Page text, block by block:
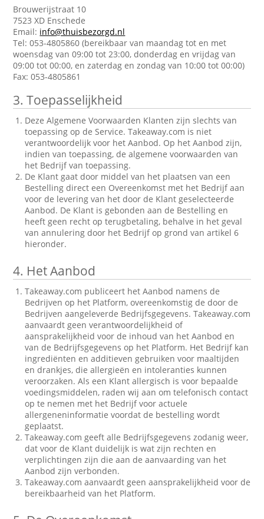
Brouwerijstraat 10
7523 XD Enschede
Email: info@thuisbezorgd.nl
Tel: 053-4805860 (bereikbaar van maandag tot en met
woensdag van 09:00 tot 23:00, donderdag en vrijdag van
09:00 tot 00:00, en zaterdag en zondag van 10:00 tot 00:00)
Fax: 053-4805861
3. Toepasselijkheid
Deze Algemene Voorwaarden Klanten zijn slechts van
toepassing op de Service. Takeaway.com is niet
verantwoordelijk voor het Aanbod. Op het Aanbod zijn,
indien van toepassing, de algemene voorwaarden van
het Bedrijf van toepassing.
De Klant gaat door middel van het plaatsen van een
Bestelling direct een Overeenkomst met het Bedrijf aan
voor de levering van het door de Klant geselecteerde
Aanbod. De Klant is gebonden aan de Bestelling en
heeft geen recht op terugbetaling, behalve in het geval
van annulering door het Bedrijf op grond van artikel 6
hieronder.
4. Het Aanbod
Takeaway.com publiceert het Aanbod namens de
Bedrijven op het Platform, overeenkomstig de door de
Bedrijven aangeleverde Bedrijfsgegevens. Takeaway.com
aanvaardt geen verantwoordelijkheid of
aansprakelijkheid voor de inhoud van het Aanbod en
van de Bedrijfsgegevens op het Platform. Het Bedrijf kan
ingrediënten en additieven gebruiken voor maaltijden
en drankjes, die allergieën en intoleranties kunnen
veroorzaken. Als een Klant allergisch is voor bepaalde
voedingsmiddelen, raden wij aan om telefonisch contact
op te nemen met het Bedrijf voor actuele
allergeneninformatie voordat de bestelling wordt
geplaatst.
Takeaway.com geeft alle Bedrijfsgegevens zodanig weer,
dat voor de Klant duidelijk is wat zijn rechten en
verplichtingen zijn die aan de aanvaarding van het
Aanbod zijn verbonden.
Takeaway.com aanvaardt geen aansprakelijkheid voor de
bereikbaarheid van het Platform.